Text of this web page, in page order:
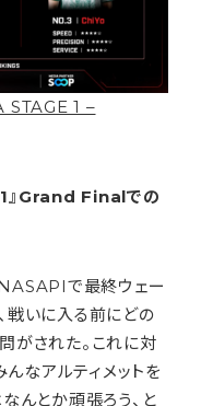
STAGE 1 –
Grand Finalでの
で最終ウェー
戦いに入る前にどの
がされた。これに対
なアルティメットを
んとか頑張ろう、と